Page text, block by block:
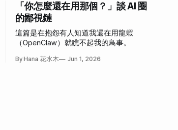
「你怎麼還在用那個？」談 AI 圈
的鄙視鏈
這篇是在抱怨有人知道我還在用龍蝦
（OpenClaw）就瞧不起我的鳥事。
By Hana 花水木 Jun 1, 2026